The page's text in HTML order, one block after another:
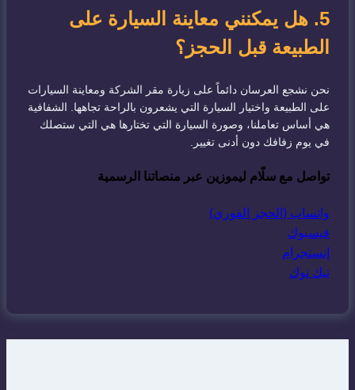
5. هل يمكنني معاينة السيارة على
الطبيعة قبل الحجز؟
نحن نشجع العرسان دائماً على زيارة مقر الشركة ومعاينة السيارات
على الطبيعة واختيار السيارة التي يشعرون بالراحة تجاهها. الشفافية
هي أساس تعاملنا، وصورة السيارة التي تختارها هي التي ستصلك
في يوم زفافك دون أدنى تغيير.
تواصل مع سلّام ليموزين عبر منصاتنا الرسمية
واتساب (الحجز الفوري)
فيسبوك
إنستجرام
تيك توك